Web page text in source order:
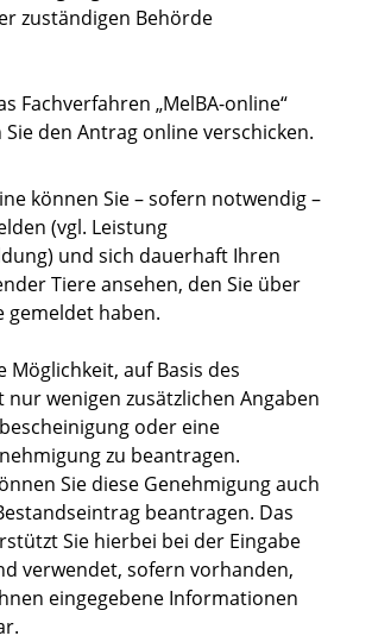
zuständigen Behörde
Fachverfahren „MelBA-online“
Sie den Antrag online verschicken.
können Sie – sofern notwendig –
(vgl. Leistung
und sich dauerhaft Ihren
Tiere ansehen, den Sie über
gemeldet haben.
Möglichkeit, auf Basis des
nur wenigen zusätzlichen Angaben
oder eine
zu beantragen.
Sie diese Genehmigung auch
beantragen. Das
Sie hierbei bei der Eingabe
verwendet, sofern vorhanden,
eingegebene Informationen